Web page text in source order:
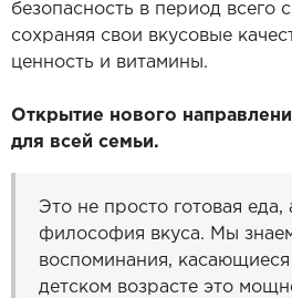
безопасность в период всего
сохраняя свои вкусовые
ценность и витамины.
Открытие нового
для всей семьи.
Это не просто готовая еда,
философия вкуса. Мы
воспоминания,
детском возрасте это